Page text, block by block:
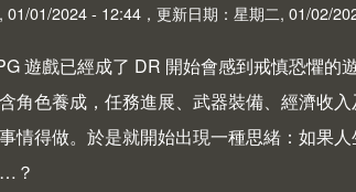
01/01/2024 - 12:44，更新日期：星期二, 01/02/
遊戲已經成了 DR 開始會感到戒慎恐懼
角色養成，任務進展、武器裝備、經濟收
情得做。於是就開始出現一種思緒：如果
？